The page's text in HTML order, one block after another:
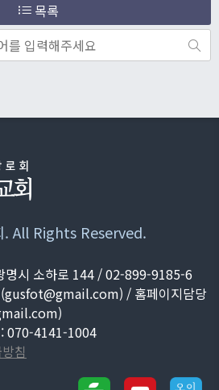
목록
All Rights Reserved.
명시 소하로 144 / 02-899-9185-6
gusfot@gmail.com) / 홈페이지담당
)
: 070-4141-1004
침